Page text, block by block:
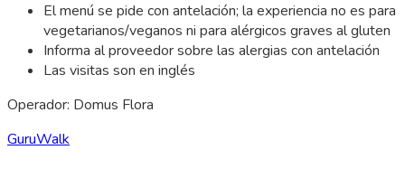
El menú se pide con antelación; la experiencia no es para
vegetarianos/veganos ni para alérgicos graves al gluten
Informa al proveedor sobre las alergias con antelación
Las visitas son en inglés
Operador: Domus Flora
GuruWalk